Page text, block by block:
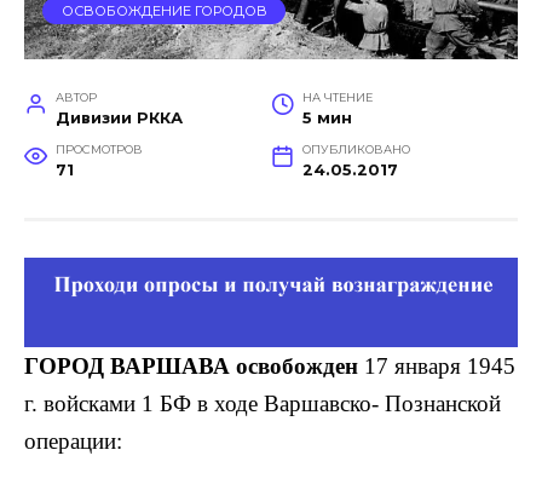
ОСВОБОЖДЕНИЕ ГОРОДОВ
АВТОР
Дивизии РККА
НА ЧТЕНИЕ
5 мин
ПРОСМОТРОВ
71
ОПУБЛИКОВАНО
24.05.2017
ГОРОД ВАРШАВА освобожден 17 января 1945
г. войсками 1 БФ в ходе Варшавско- Познанской
операции: